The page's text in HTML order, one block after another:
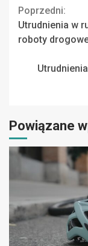
Continue
Reading
Poprzedni:
Utrudnienia w
roboty
Powiązane